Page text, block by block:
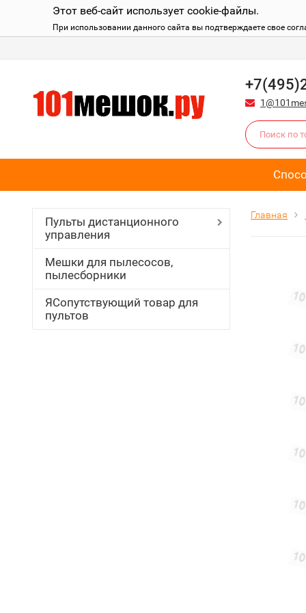
Этот веб-сайт использует cookie-файлы.
При использовании данного сайта вы подтверждаете свое
Пульты дистанционного
управления
Мешки для пылесосов,
пылесборники
ЯСопутствующий товар для
пультов
Главная